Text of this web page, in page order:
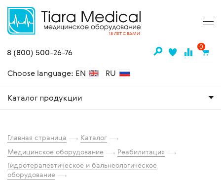
18 ЛЕТ С ВАМИ
8 (800) 500-26-76
0
Choose language: EN RU
Каталог продукции
Главная страница
Каталог
Медицинское оборудование
Реабилитация
Гидротерапевтическое и бальнеологическое
оборудование